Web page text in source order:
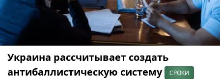
Украина рассчитывает создать
антибаллистическую систему
СРОКИ